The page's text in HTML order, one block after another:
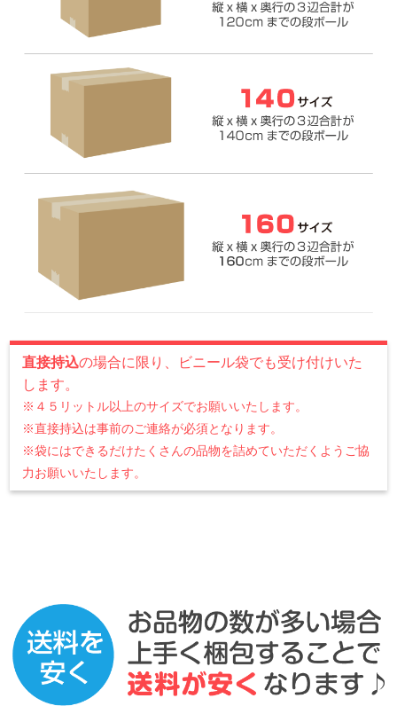
直接持込の場合に限り、ビニール袋でも受け付けいた
します。
※４５リットル以上のサイズでお願いいたします。
※直接持込は事前のご連絡が必須となります。
※袋にはできるだけたくさんの品物を詰めていただくようご協
力お願いいたします。